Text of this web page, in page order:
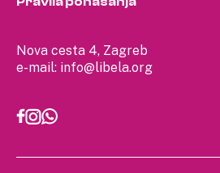
Nova cesta 4, Zagreb
e-mail: info@libela.org